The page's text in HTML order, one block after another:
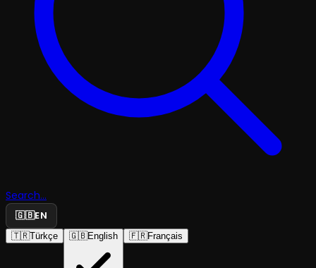
Search...
🇬🇧EN
🇹🇷Türkçe 🇬🇧English 🇫🇷Français